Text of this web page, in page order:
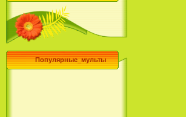
Популярные_мульты